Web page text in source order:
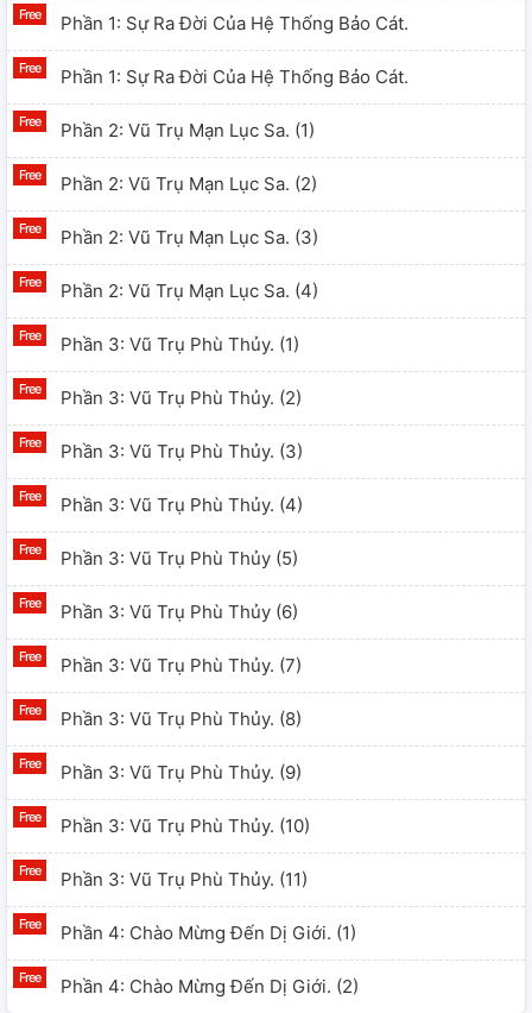
Phần 1: Sự Ra Đời Của Hệ Thống Bảo Cát.
Phần 1: Sự Ra Đời Của Hệ Thống Bảo Cát.
Phần 2: Vũ Trụ Mạn Lục Sa. (1)
Phần 2: Vũ Trụ Mạn Lục Sa. (2)
Phần 2: Vũ Trụ Mạn Lục Sa. (3)
Phần 2: Vũ Trụ Mạn Lục Sa. (4)
Phần 3: Vũ Trụ Phù Thủy. (1)
Phần 3: Vũ Trụ Phù Thủy. (2)
Phần 3: Vũ Trụ Phù Thủy. (3)
Phần 3: Vũ Trụ Phù Thủy. (4)
Phần 3: Vũ Trụ Phù Thủy (5)
Phần 3: Vũ Trụ Phù Thủy (6)
Phần 3: Vũ Trụ Phù Thủy. (7)
Phần 3: Vũ Trụ Phù Thủy. (8)
Phần 3: Vũ Trụ Phù Thủy. (9)
Phần 3: Vũ Trụ Phù Thủy. (10)
Phần 3: Vũ Trụ Phù Thủy. (11)
Phần 4: Chào Mừng Đến Dị Giới. (1)
Phần 4: Chào Mừng Đến Dị Giới. (2)